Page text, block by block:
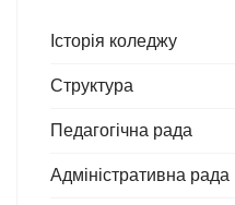
Історія коледжу
Структура
Педагогічна рада
Адміністративна рада